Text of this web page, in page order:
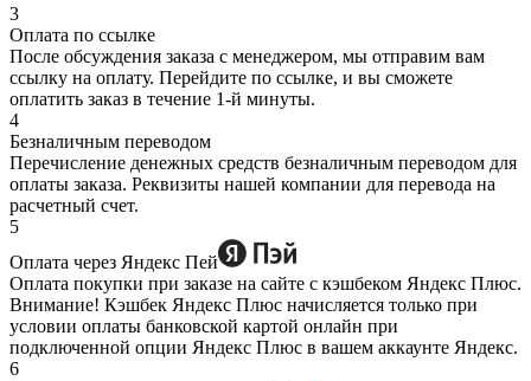
3
Оплата по ссылке
После обсуждения заказа с менеджером, мы отправим вам
ссылку на оплату. Перейдите по ссылке, и вы сможете
оплатить заказ в течение 1-й минуты.
4
Безналичным переводом
Перечисление денежных средств безналичным переводом для
оплаты заказа. Реквизиты нашей компании для перевода на
расчетный счет.
5
Оплата через Яндекс Пей
Оплата покупки при заказе на сайте с кэшбеком Яндекс Плюс.
Внимание! Кэшбек Яндекс Плюс начисляется только при
условии оплаты банковской картой онлайн при
подключенной опции Яндекс Плюс в вашем аккаунте Яндекс.
6